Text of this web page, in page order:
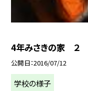
4年みさきの家 ２
公開日 2016/07/12
学校の様子